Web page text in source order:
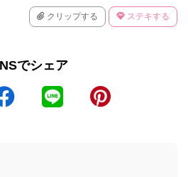
クリップする ステキする
でシェア